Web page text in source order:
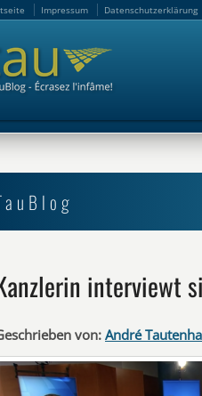
Impressum Datenschutzerklärung
interviewt
von:André
Impressum Datenschutzerklärung